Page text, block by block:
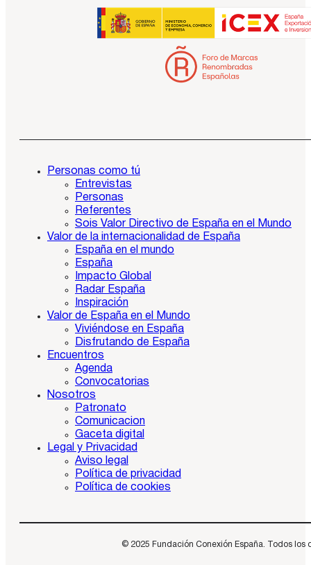
Personas como tú
Entrevistas
Personas
Referentes
Sois Valor Directivo de España en el Mundo
Valor de la internacionalidad de España
España en el mundo
España
Impacto Global
Radar España
Inspiración
Valor de España en el Mundo
Viviéndose en España
Disfrutando de España
Encuentros
Agenda
Convocatorias
Nosotros
Patronato
Comunicacion
Gaceta digital
Legal y Privacidad
Aviso legal
Política de privacidad
Política de cookies
© 2025 Fundación Conexión España. Todos los